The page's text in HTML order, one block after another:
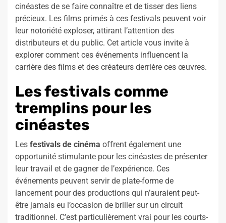
cinéastes de se faire connaître et de tisser des liens
précieux. Les films primés à ces festivals peuvent voir
leur notoriété exploser, attirant l’attention des
distributeurs et du public. Cet article vous invite à
explorer comment ces événements influencent la
carrière des films et des créateurs derrière ces œuvres.
Les festivals comme
tremplins pour les
cinéastes
Les festivals de cinéma offrent également une
opportunité stimulante pour les cinéastes de présenter
leur travail et de gagner de l’expérience. Ces
événements peuvent servir de plate-forme de
lancement pour des productions qui n’auraient peut-
être jamais eu l’occasion de briller sur un circuit
traditionnel. C’est particulièrement vrai pour les courts-